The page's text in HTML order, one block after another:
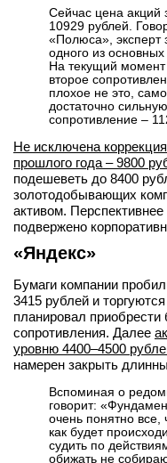
Сейчас цена акций
10929 рублей.
«Полюса», эксперт
одного из
На текущий момент
второе
плохое не это,
достаточно
сопротивление –
Не исключена
прошлого года – 9800
подешеветь до 8400
золотодобывающих
активом. Перспективнее
подвержено
«Яндекс»
Бумаги компании
3415 рублей и
планировал приобрести
сопротивления. Далее
уровню 4400–4500
намерен закрыть
Вспоминая о
говорит:
очень понятно все,
как будет
судить по
обижать не